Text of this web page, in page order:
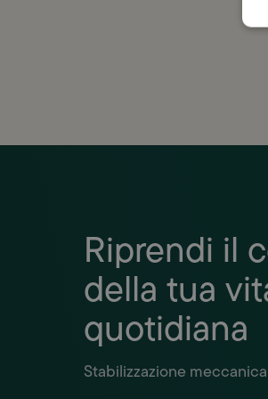
Riprendi il
della tua
quotidiana
Stabilizzazione